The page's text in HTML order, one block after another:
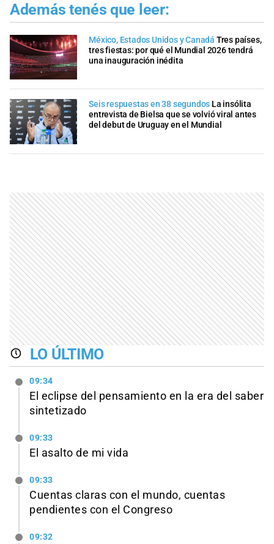
Además tenés que leer:
México, Estados Unidos y Canadá Tres países,
tres fiestas: por qué el Mundial 2026 tendrá
una inauguración inédita
Seis respuestas en 38 segundos La insólita
entrevista de Bielsa que se volvió viral antes
del debut de Uruguay en el Mundial
LO ÚLTIMO
09:34
El eclipse del pensamiento en la era del saber
sintetizado
09:33
El asalto de mi vida
09:33
Cuentas claras con el mundo, cuentas
pendientes con el Congreso
09:32